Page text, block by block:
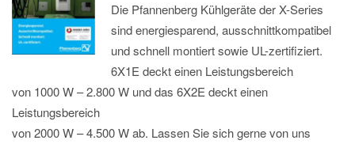
Die Pfannenberg Kühlgeräte der X-Series
sind energiesparend, ausschnittkompatibel
und schnell montiert sowie UL-zertifiziert.
6X1E deckt einen Leistungsbereich
von 1000 W – 2.800 W und das 6X2E deckt einen
Leistungsbereich
von 2000 W – 4.500 W ab. Lassen Sie sich gerne von uns